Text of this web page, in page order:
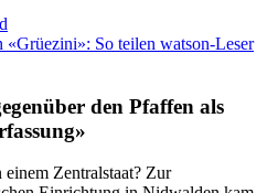
So teilen watson-Leser
den Pfaffen als
Zentralstaat? Zur